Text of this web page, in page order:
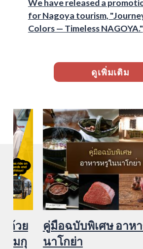
We have released a
for Nagoya tourism,
Colors — Timeless NAGOYA."
ดูเพิ่มเติม
ด้วย
เมกุ
คู่มือฉบับพิเศษ อาห
นาโกย่า